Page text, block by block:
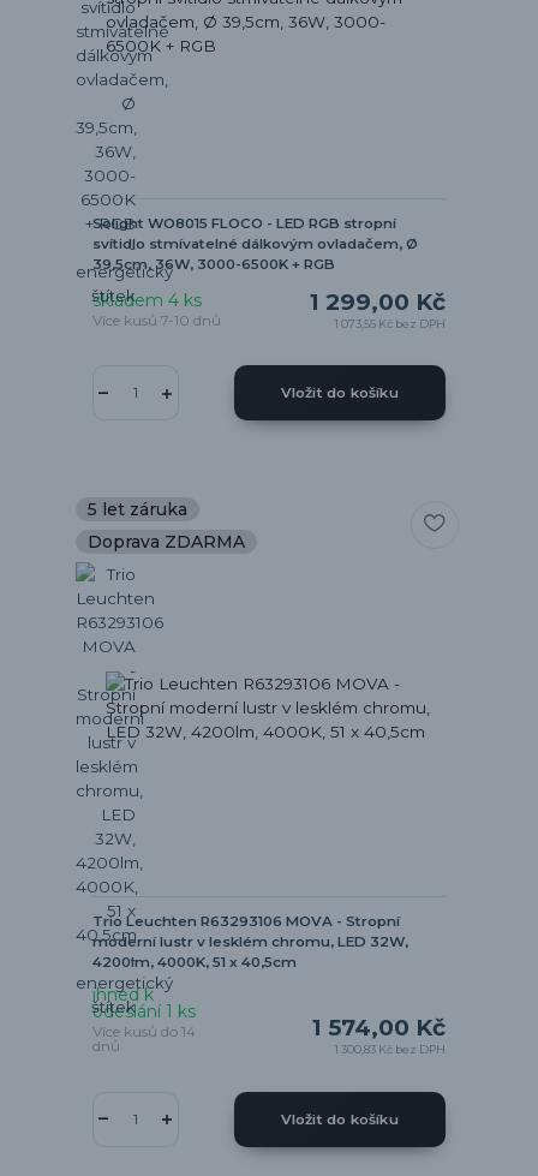
Solight WO8015 FLOCO - LED RGB stropní
svítidlo stmívatelné dálkovým ovladačem, Ø
39,5cm, 36W, 3000-6500K + RGB
1 299,00 Kč
1 073,55 Kč bez DPH
skladem 4 ks
Více kusů 7-10 dnů
Vložit do košíku
5 let záruka
Doprava ZDARMA
Trio Leuchten R63293106 MOVA - Stropní
moderní lustr v lesklém chromu, LED 32W,
4200lm, 4000K, 51 x 40,5cm
1 574,00 Kč
1 300,83 Kč bez DPH
ihned k
odeslání 1 ks
Více kusů do 14
dnů
Vložit do košíku